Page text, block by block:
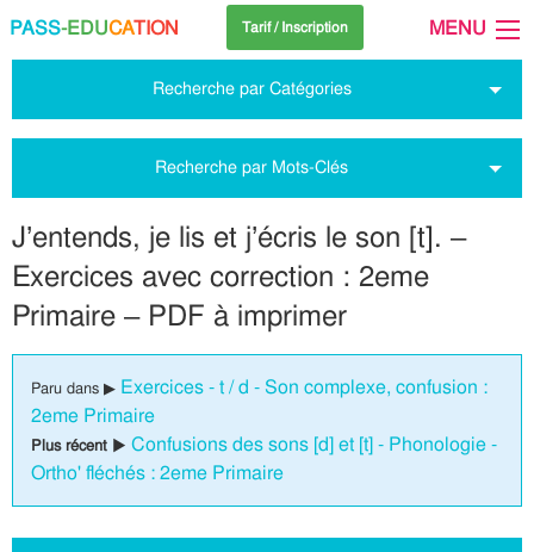
PASS-EDUCATION Tarif / Inscription MENU
Recherche par Catégories
Recherche par Mots-Clés
J’entends, je lis et j’écris le son [t]. –
Exercices avec correction : 2eme
Primaire – PDF à imprimer
Paru dans ▶ Exercices - t / d - Son complexe, confusion :
2eme Primaire
Plus récent ▶ Confusions des sons [d] et [t] - Phonologie -
Ortho' fléchés : 2eme Primaire